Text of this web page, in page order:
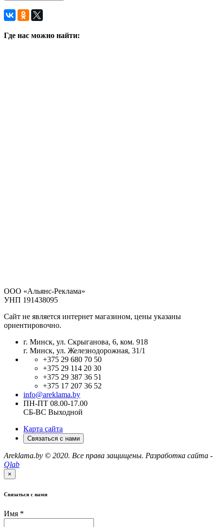
Где нас можно найти:
ООО «Альянс-Реклама»
УНП 191438095
Сайт не является интернет магазином, цены указаны
ориентировочно.
г. Минск, ул. Скрыганова, 6, ком. 918
г. Минск, ул. Железнодорожная, 31/1
+375 29 680 70 50
+375 29 114 20 30
+375 29 387 36 51
+375 17 207 36 52
info@areklama.by
ПН-ПТ 08.00-17.00
СБ-ВС Выходной
Карта сайта
Связаться с нами
Areklama.by © 2020. Все права защищены. Разработка сайта -
Qlab
×
Связаться с нами
Имя *